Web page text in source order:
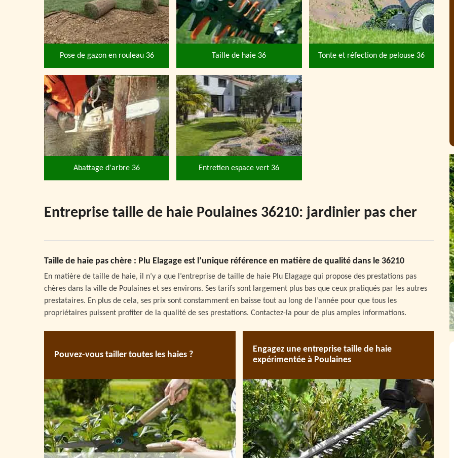
Pose de gazon en rouleau 36 Taille de haie 36 Tonte et réfection de pelouse 36
Abattage d'arbre 36 Entretien espace vert 36
Entreprise taille de haie Poulaines 36210: jardinier pas cher
Taille de haie pas chère : Plu Elagage est l’unique référence en matière de qualité dans le 36210
En matière de taille de haie, il n’y a que l’entreprise de taille de haie Plu Elagage qui propose des prestations pas
chères dans la ville de Poulaines et ses environs. Ses tarifs sont largement plus bas que ceux pratiqués par les autres
prestataires. En plus de cela, ses prix sont constamment en baisse tout au long de l’année pour que tous les
propriétaires puissent profiter de la qualité de ses prestations. Contactez-la pour de plus amples informations.
Pouvez-vous tailler toutes les haies ?
Engagez une entreprise taille de haie
expérimentée à Poulaines